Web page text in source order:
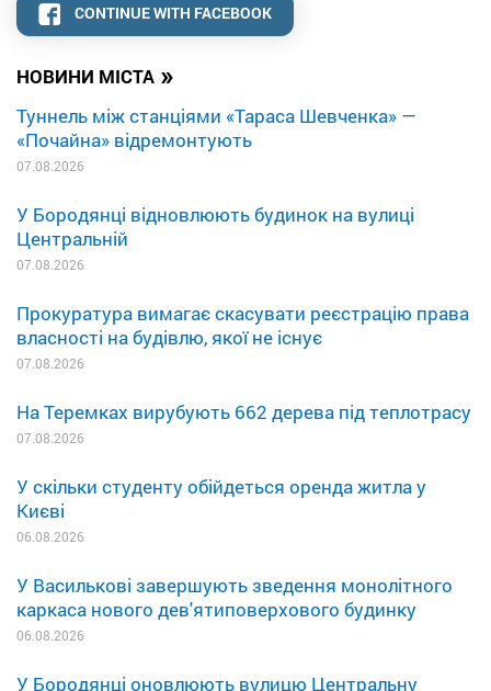
НОВИНИ МІСТА »
Туннель між станціями «Тараса Шевченка» —
«Почайна» відремонтують
07.08.2026
У Бородянці відновлюють будинок на вулиці
Центральній
07.08.2026
Прокуратура вимагає скасувати реєстрацію права
власності на будівлю, якої не існує
07.08.2026
На Теремках вирубують 662 дерева під теплотрасу
07.08.2026
У скільки студенту обійдеться оренда житла у
Києві
06.08.2026
У Василькові завершують зведення монолітного
каркаса нового дев'ятиповерхового будинку
06.08.2026
У Бородянці оновлюють вулицю Центральну
CONTINUE WITH FACEBOOK